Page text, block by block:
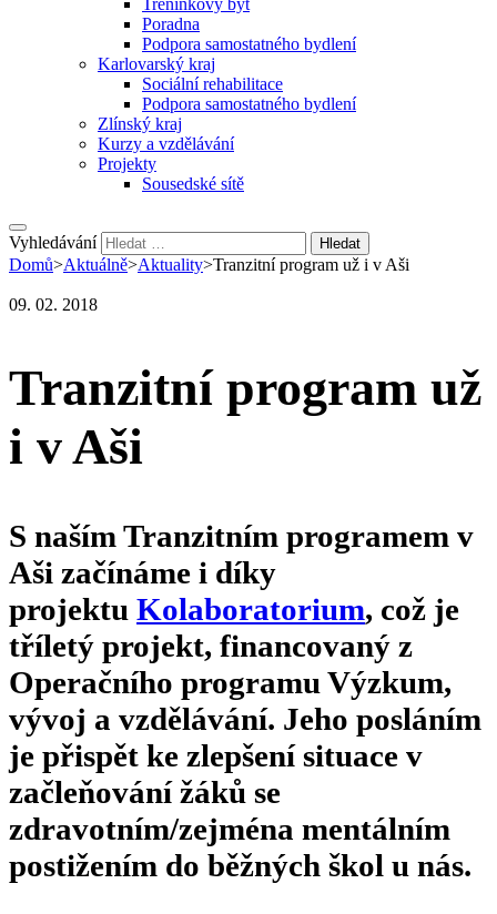
Tréninkový byt
Poradna
Podpora samostatného bydlení
Karlovarský kraj
Sociální rehabilitace
Podpora samostatného bydlení
Zlínský kraj
Kurzy a vzdělávání
Projekty
Sousedské sítě
Vyhledávání
Domů>Aktuálně>Aktuality>Tranzitní program už i v Aši
09. 02. 2018
Tranzitní program už
i v Aši
S naším Tranzitním programem v
Aši začínáme i díky
projektu Kolaboratorium, což je
tříletý projekt, financovaný z
Operačního programu Výzkum,
vývoj a vzdělávání. Jeho posláním
je přispět ke zlepšení situace v
začleňování žáků se
zdravotním/zejména mentálním
postižením do běžných škol u nás.